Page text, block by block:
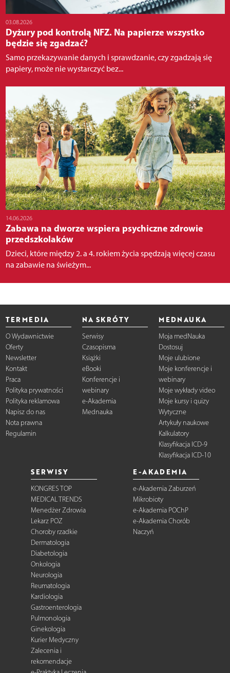
03.08.2026
Dyżury pod kontrolą NFZ. Na papierze wszystko
będzie się zgadzać?
Samo przekazywanie danych i sprawdzanie, czy zgadzają się
papiery, może nie wystarczyć bez...
14.06.2026
Zabawa na dworze wspiera psychiczne zdrowie
przedszkolaków
Dzieci, które między 2. a 4. rokiem życia spędzają więcej czasu
na zabawie na świeżym...
TERMEDIA
O Wydawnictwie
Oferty
Newsletter
Kontakt
Praca
Polityka prywatności
Polityka reklamowa
Napisz do nas
Nota prawna
Regulamin
NA SKRÓTY
Serwisy
Czasopisma
Książki
eBooki
Konferencje i
webinary
e-Akademia
Mednauka
MEDNAUKA
Moja medNauka
Dostosuj
Moje ulubione
Moje konferencje i
webinary
Moje wykłady video
Moje kursy i quizy
Wytyczne
Artykuły naukowe
Kalkulatory
Klasyfikacja ICD-9
Klasyfikacja ICD-10
SERWISY
KONGRES TOP
MEDICAL TRENDS
Menedżer Zdrowia
Lekarz POZ
Choroby rzadkie
Dermatologia
Diabetologia
Onkologia
Neurologia
Reumatologia
Kardiologia
Gastroenterologia
Pulmonologia
Ginekologia
Kurier Medyczny
Zalecenia i
rekomendacje
E-AKADEMIA
e-Akademia Zaburzeń
Mikrobioty
e-Akademia POChP
e-Akademia Chorób
Naczyń